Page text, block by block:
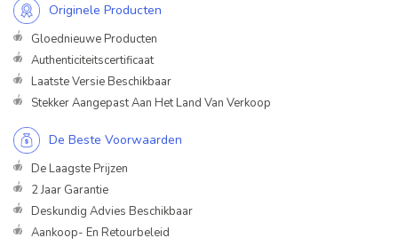
Originele Producten
Gloednieuwe Producten
Authenticiteitscertificaat
Laatste Versie Beschikbaar
Stekker Aangepast Aan Het Land Van Verkoop
De Beste Voorwaarden
De Laagste Prijzen
2 Jaar Garantie
Deskundig Advies Beschikbaar
Aankoop- En Retourbeleid